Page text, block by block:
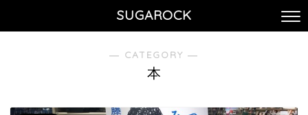
SUGAROCK
― CATEGORY ―
本